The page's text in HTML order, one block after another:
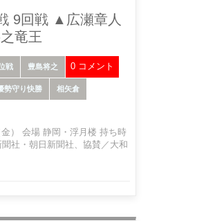
9回戦 ▲広瀬章人
竜王
戦 豊島将之
勢守り快勝 相矢倉
0 コメント
） 会場 静岡・浮月楼 持ち時
社・朝日新聞社、協賛／大和